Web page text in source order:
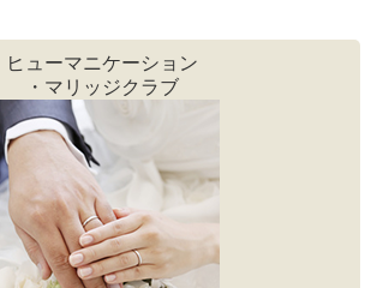
ヒューマニケーション
・マリッジクラブ